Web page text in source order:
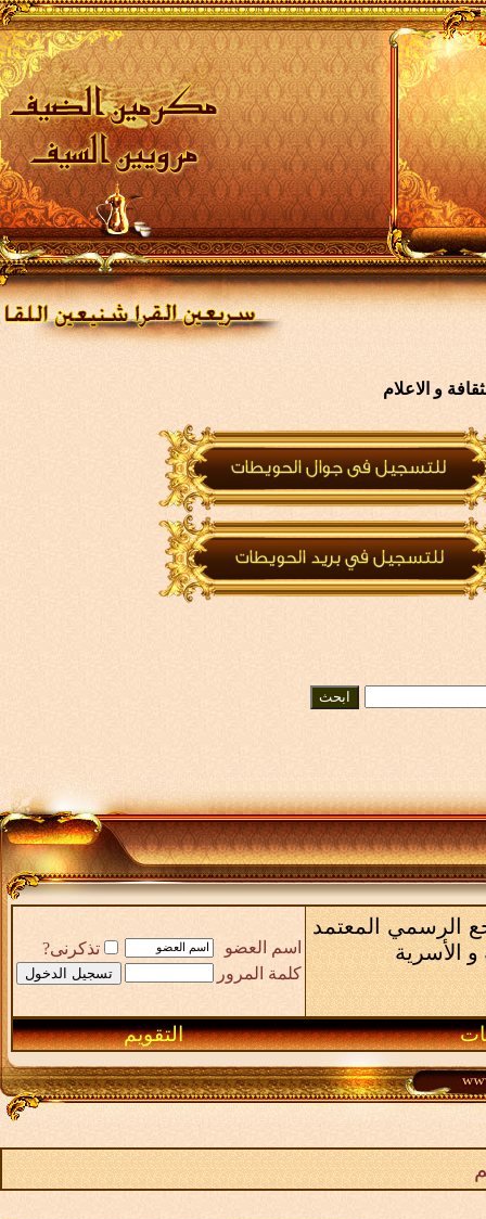
و الاعلام
الرسمي المعتمد
و الأسرية
اسم العضو
تذكرنى?
كلمة المرور
التقويم